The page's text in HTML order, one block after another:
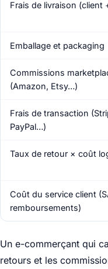
Frais de livraison (client
Emballage et packaging
Commissions
(Amazon, Etsy…)
Frais de transaction
PayPal…)
Taux de retour × coût
Coût du service client
remboursements)
Un e-commerçant qui
retours et les